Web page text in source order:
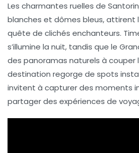
Les charmantes ruelles de Santorin
blanches et dômes bleus, attirent
quête de clichés enchanteurs.
s’illumine la nuit, tandis que le
des panoramas naturels à couper
destination regorge de spots
invitent à capturer des moments
partager des expériences de